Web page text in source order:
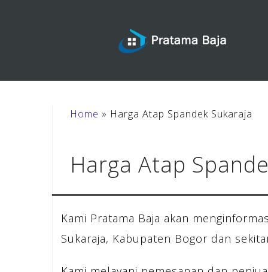
Home » Harga Atap Spandek Sukaraja
Harga Atap
Kami Pratama Baja akan
Sukaraja, Kabupaten Bogor dan